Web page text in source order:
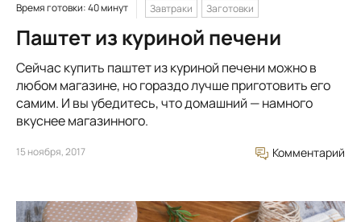
Время готовки: 40 минут Завтраки Заготовки
Паштет из куриной печени
Сейчас купить паштет из куриной печени можно в
любом магазине, но гораздо лучше приготовить его
самим. И вы убедитесь, что домашний — намного
вкуснее магазинного.
15 ноября, 2017 Комментарий